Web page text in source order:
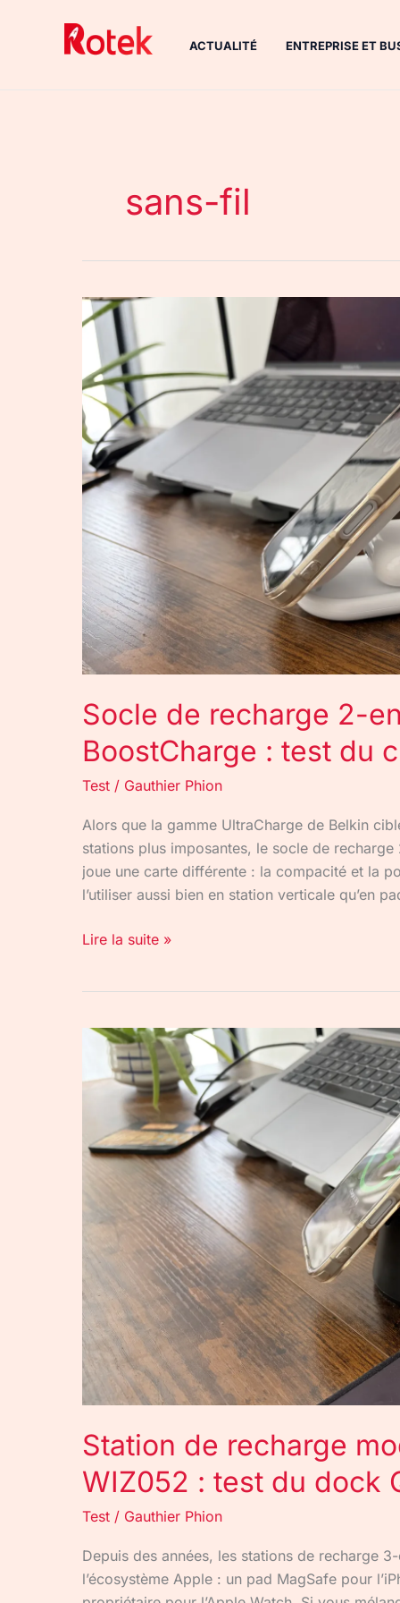
ACTUALITÉ ENTREPRISE ET
sans-fil
Socle de recharge 2-
BoostCharge : test du
Test / Gauthier Phion
Alors que la gamme UltraCharge de Belkin
stations plus imposantes, le socle de
joue une carte différente : la compacité et la
l’utiliser aussi bien en station verticale qu’en
Socle
de
recharge
2-
en-
1
pliable
Belkin
BoostCharge
test
chargeur
Qi2
15W
Lire la suite »
Station de recharge
WIZ052 : test du dock
Test / Gauthier Phion
Depuis des années, les stations de recharge
l’écosystème Apple : un pad MagSafe pour
Station
recharge
modulaire
Belkin
UltraCharge
test
du
Qi2
3-
en-
1